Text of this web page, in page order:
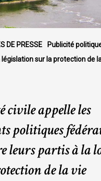
DE PRESSE
Publicité
sur la protection de
civile appelle les
politiques
leurs partis à la
de la vie